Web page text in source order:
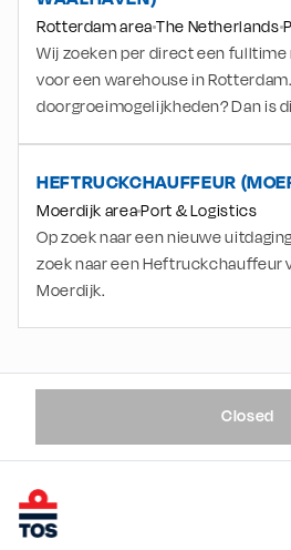
Rotterdam areaThe Netherlands
Wij zoeken per direct een
voor een warehouse in
doorgroeimogelijkheden? Dan is
HEFTRUCKCHAUFFEUR
Moerdijk areaPort & Logistics
Op zoek naar een nieuwe
zoek naar een Heftruckchauffeur
Moerdijk.
Closed